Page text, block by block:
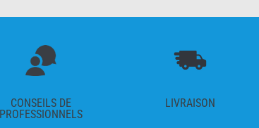
CONSEILS DE
PROFESSIONNELS
LIVRAISON